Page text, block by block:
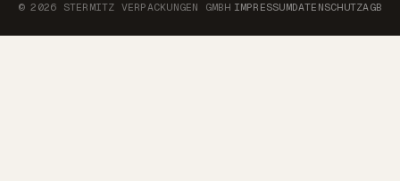
© 2026 STERMITZ VERPACKUNGEN GMBH IMPRESSUMDATENSCHUTZAGB